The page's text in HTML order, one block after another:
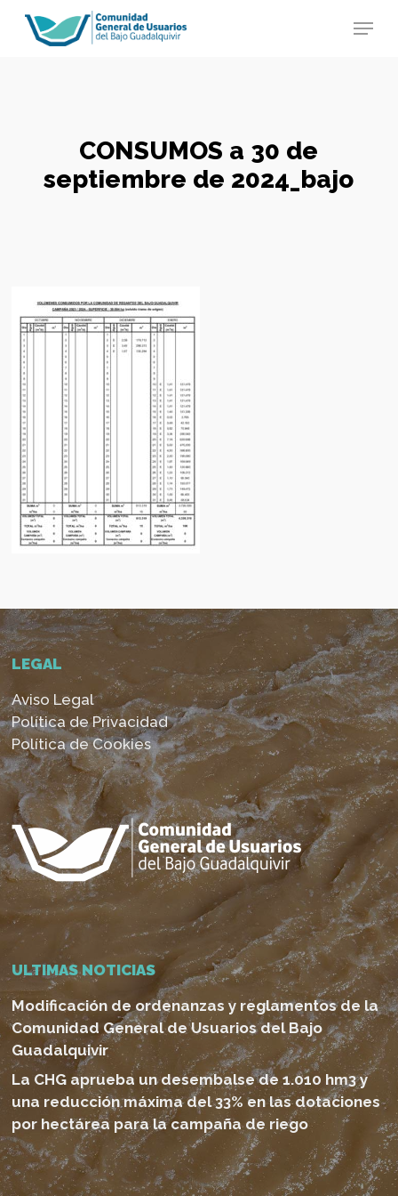
Skip
Menu
CONSUMOS a 30 de
septiembre de 2024_bajo
LEGAL
Aviso Legal
Política de Privacidad
Política de Cookies
ULTIMAS NOTICIAS
Modificación de ordenanzas y reglamentos de la
Comunidad General de Usuarios del Bajo
Guadalquivir
La CHG aprueba un desembalse de 1.010 hm3 y
una reducción máxima del 33% en las dotaciones
por hectárea para la campaña de riego